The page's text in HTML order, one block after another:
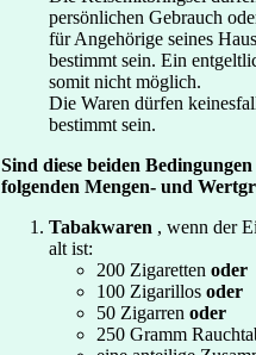
persönlichen Gebrauch
für Angehörige seines
bestimmt sein. Ein
somit nicht möglich.
Die Waren dürfen
bestimmt sein.
Sind diese beiden
folgenden Mengen- und
Tabakwaren , wenn der
alt ist:
200 Zigaretten oder
100 Zigarillos oder
50 Zigarren oder
250 Gramm